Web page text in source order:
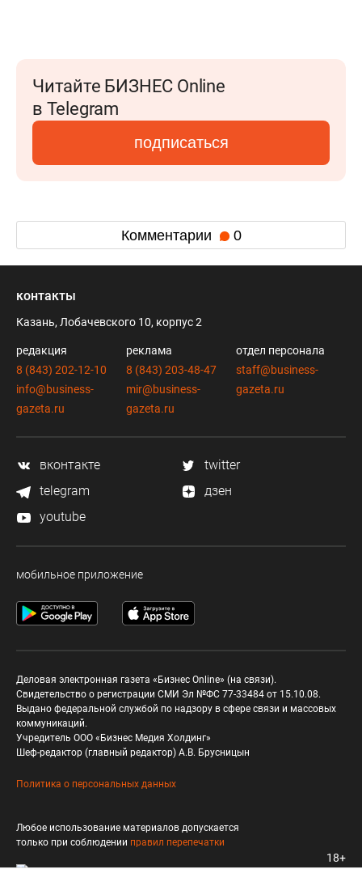
Читайте БИЗНЕС Online
в Telegram
подписаться
Комментарии 0
контакты
Казань, Лобачевского 10, корпус 2
редакция
8 (843) 202-12-10
info@business-
gazeta.ru
реклама
8 (843) 203-48-47
mir@business-
gazeta.ru
отдел персонала
staff@business-
gazeta.ru
вконтакте
twitter
telegram
дзен
youtube
мобильное приложение
Деловая электронная газета «Бизнес Online» (на связи).
Свидетельство о регистрации СМИ Эл №ФС 77-33484 от 15.10.08.
Выдано федеральной службой по надзору в сфере связи и массовых
коммуникаций.
Учредитель ООО «Бизнес Медия Холдинг»
Шеф-редактор (главный редактор) А.В. Брусницын
Политика о персональных данных
Любое использование материалов допускается
только при соблюдении правил перепечатки
18+